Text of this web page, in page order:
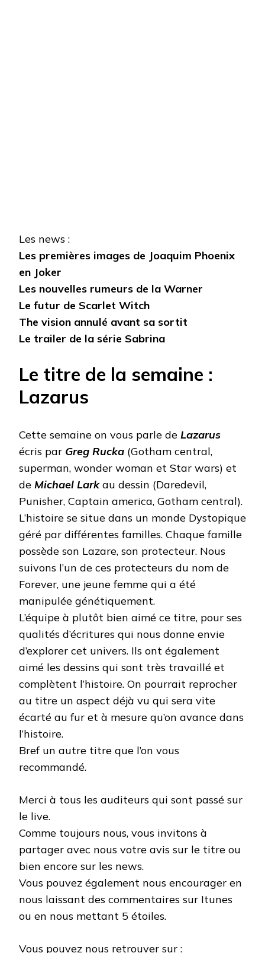
Les news :
Les premières images de Joaquim Phoenix
en Joker
Les nouvelles rumeurs de la Warner
Le futur de Scarlet Witch
The vision annulé avant sa sortit
Le trailer de la série Sabrina
Le titre de la semaine :
Lazarus
Cette semaine on vous parle de Lazarus
écris par Greg Rucka (Gotham central,
superman, wonder woman et Star wars) et
de Michael Lark au dessin (Daredevil,
Punisher, Captain america, Gotham central).
L’histoire se situe dans un monde Dystopique
géré par différentes familles. Chaque famille
possède son Lazare, son protecteur. Nous
suivons l’un de ces protecteurs du nom de
Forever, une jeune femme qui a été
manipulée génétiquement.
L’équipe à plutôt bien aimé ce titre, pour ses
qualités d’écritures qui nous donne envie
d’explorer cet univers. Ils ont également
aimé les dessins qui sont très travaillé et
complètent l’histoire. On pourrait reprocher
au titre un aspect déjà vu qui sera vite
écarté au fur et à mesure qu’on avance dans
l’histoire.
Bref un autre titre que l’on vous
recommandé.
Merci à tous les auditeurs qui sont passé sur
le live.
Comme toujours nous, vous invitons à
partager avec nous votre avis sur le titre ou
bien encore sur les news.
Vous pouvez également nous encourager en
nous laissant des commentaires sur Itunes
ou en nous mettant 5 étoiles.
Vous pouvez nous retrouver sur :